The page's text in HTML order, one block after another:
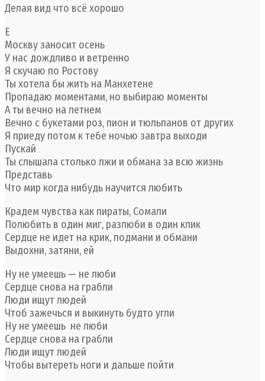
Делая вид что всё хорошо
Е
Москву заносит осень
У нас дождливо и ветренно
Я скучаю по Ростову
Ты хотела бы жить на Манхетене
Пропадаю моментами, но выбираю моменты
А ты вечно на летнем
Вечно с букетами роз, пион и тюльпанов от других
Я приеду потом к тебе ночью завтра выходи
Пускай
Ты слышала столько лжи и обмана за всю жизнь
Представь
Что мир когда нибудь научится любить
Крадем чувства как пираты, Сомали
Полюбить в один миг, разлюби в один клик
Сердце не идет на крик, подмани и обмани
Выдохни, затяни, ей
Ну не умеешь — не люби
Сердце снова на грабли
Люди ищут людей
Чтоб зажечься и выкинуть будто угли
Ну не умеешь не люби
Сердце снова на грабли
Люди ищут людей
Чтобы вытереть ноги и дальше пойти